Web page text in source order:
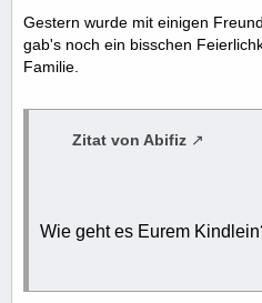
Gestern wurde mit einigen
gab's noch ein bisschen
Familie.
Zitat von Abifiz
Wie geht es Eurem